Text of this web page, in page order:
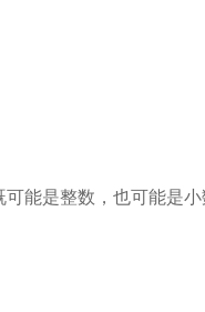
能是整数，也可能是